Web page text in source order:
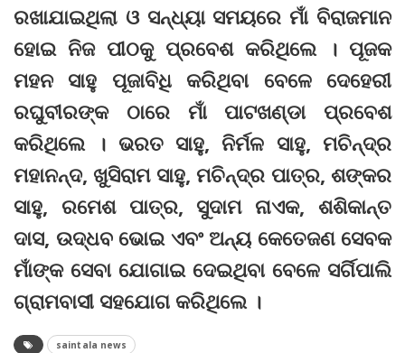
ରଖାଯାଇଥିଲା ଓ ସନ୍ଧ୍ୟା ସମୟରେ ମାଁ ବିରାଜମାନ
ହୋଇ ନିଜ ପୀଠକୁ ପ୍ରବେଶ କରିଥିଲେ । ପୂଜକ
ମହନ ସାହୁ ପୂଜାବିଧି କରିଥିବା ବେଳେ ଦେହେରୀ
ରଘୁବୀରଙ୍କ ଠାରେ ମାଁ ପାଟଖଣ୍ଡା ପ୍ରବେଶ
କରିଥିଲେ । ଭରତ ସାହୁ, ନିର୍ମଳ ସାହୁ, ମଚିନ୍ଦ୍ର
ମହାନନ୍ଦ, ଖୁସିରାମ ସାହୁ, ମଚିନ୍ଦ୍ର ପାତ୍ର, ଶଙ୍କର
ସାହୁ, ରମେଶ ପାତ୍ର, ସୁଦାମ ନାଏକ, ଶଶିକାନ୍ତ
ଦାସ, ଉଦ୍ଧବ ଭୋଇ ଏବଂ ଅନ୍ୟ କେତେଜଣ ସେବକ
ମାଁଙ୍କ ସେବା ଯୋଗାଇ ଦେଇଥିବା ବେଳେ ସର୍ଗିପାଲି
ଗ୍ରାମବାସୀ ସହଯୋଗ କରିଥିଲେ ।
saintala news